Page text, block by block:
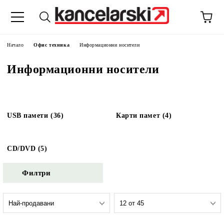
Начало Офис техника Информационни носители
Информационни носители
USB памети (36) Карти памет (4)
CD/DVD (5)
Филтри